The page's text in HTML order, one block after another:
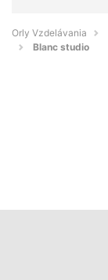
Orly Vzdelávania
Blanc studio